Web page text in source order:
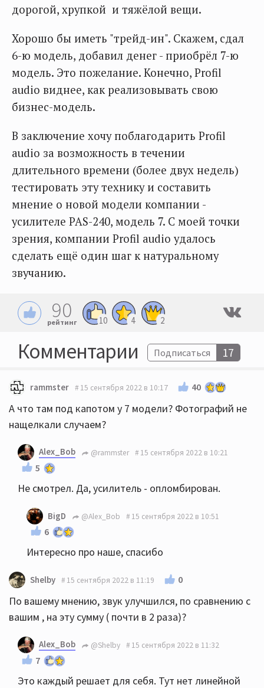
дорогой, хрупкой и тяжёлой вещи.
Хорошо бы иметь "трейд-ин". Скажем, сдал
6-ю модель, добавил денег - приобрёл 7-ю
модель. Это пожелание. Конечно, Profil
audio виднее, как реализовывать свою
бизнес-модель.
В заключение хочу поблагодарить Profil
audio за возможность в течении
длительного времени (более двух недель)
тестировать эту технику и составить
мнение о новой модели компании -
усилителе PAS-240, модель 7. С моей точки
зрения, компании Profil audio удалось
сделать ещё один шаг к натуральному
звучанию.
90
рейтинг 10 4 2
Комментарии Подписаться 17
rammster 15 сентября 2022 в 10:17 40
А что там под капотом у 7 модели? Фотографий не
нащелкали случаем?
Alex_Bob @rammster 15 сентября 2022 в 10:21
5
Не смотрел. Да, усилитель - опломбирован.
BigD @Alex_Bob 15 сентября 2022 в 10:51
6
Интересно про наше, спасибо
Shelby 15 сентября 2022 в 11:19 0
По вашему мнению, звук улучшился, по сравнению с
вашим , на эту сумму ( почти в 2 раза)?
Alex_Bob @Shelby 15 сентября 2022 в 11:32
7
Это каждый решает для себя. Тут нет линейной